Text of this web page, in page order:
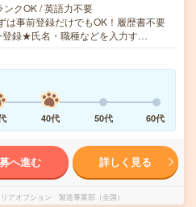
クOK / 英語力不要
事前登録だけでもOK！履歴書不要
登録★氏名・職種などを入力す…
40代 50代 60代
へ進む 詳しく見る
アオプション 製造事業部（全国）